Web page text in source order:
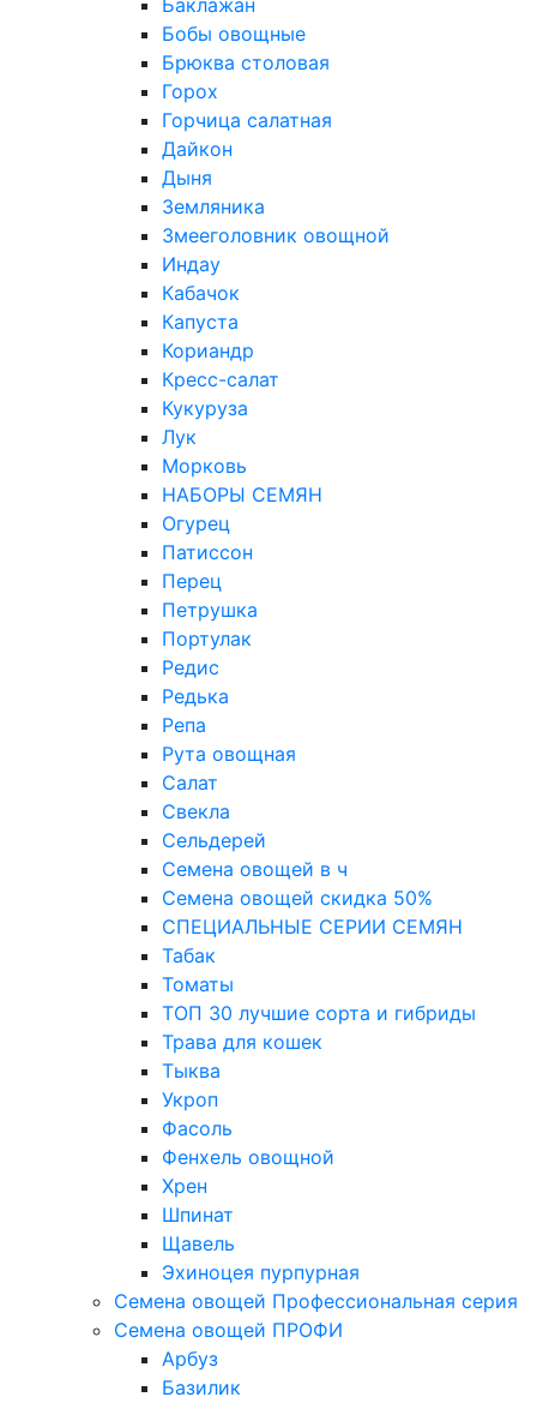
Баклажан
Бобы овощные
Брюква столовая
Горох
Горчица салатная
Дайкон
Дыня
Земляника
Змееголовник овощной
Индау
Кабачок
Капуста
Кориандр
Кресс-салат
Кукуруза
Лук
Морковь
НАБОРЫ СЕМЯН
Огурец
Патиссон
Перец
Петрушка
Портулак
Редис
Редька
Репа
Рута овощная
Салат
Свекла
Сельдерей
Семена овощей в ч
Семена овощей скидка 50%
СПЕЦИАЛЬНЫЕ СЕРИИ СЕМЯН
Табак
Томаты
ТОП 30 лучшие сорта и гибриды
Трава для кошек
Тыква
Укроп
Фасоль
Фенхель овощной
Хрен
Шпинат
Щавель
Эхиноцея пурпурная
Семена овощей Профессиональная серия
Семена овощей ПРОФИ
Арбуз
Базилик